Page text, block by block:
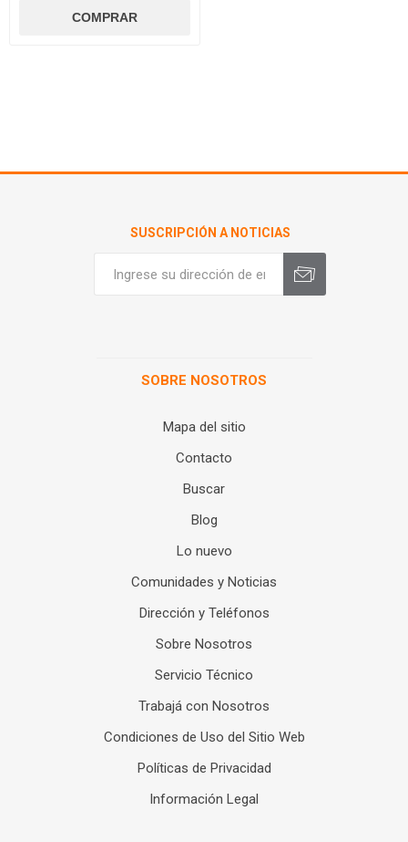
SUSCRIPCIÓN A NOTICIAS
SOBRE NOSOTROS
Mapa del sitio
Contacto
Buscar
Blog
Lo nuevo
Comunidades y Noticias
Dirección y Teléfonos
Sobre Nosotros
Servicio Técnico
Trabajá con Nosotros
Condiciones de Uso del Sitio Web
Políticas de Privacidad
Información Legal